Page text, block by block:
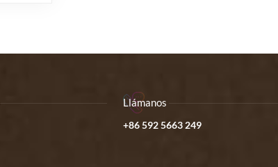
Llámanos
+86 592 5663 249